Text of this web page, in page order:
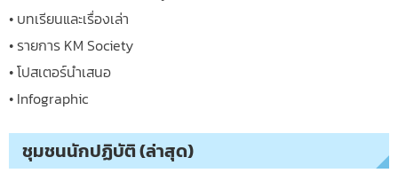
• บทเรียนและเรื่องเล่า
• รายการ KM Society
• โปสเตอร์นำเสนอ
• Infographic
ชุมชนนักปฏิบัติ (ล่าสุด)